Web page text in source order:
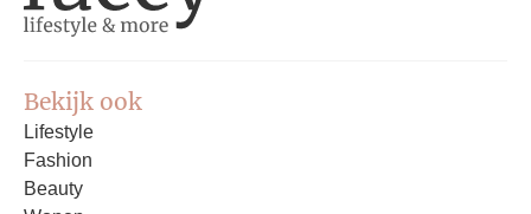
Bekijk ook
Lifestyle
Fashion
Beauty